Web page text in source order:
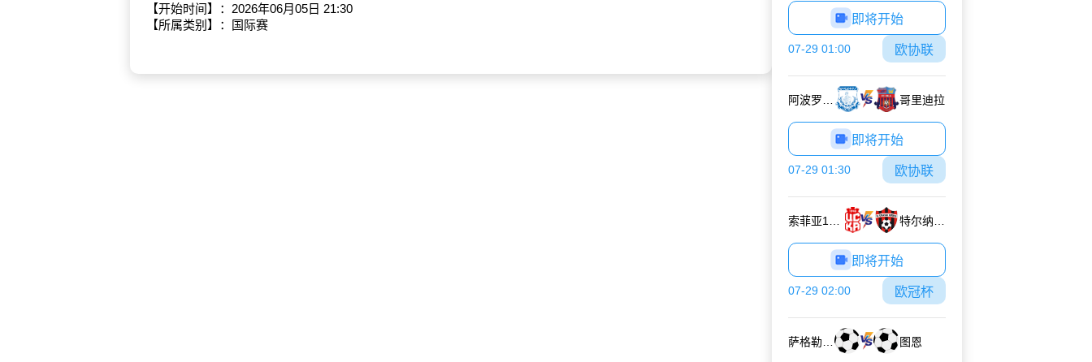
【开始时间】：2026年06月05日 21:30
【所属类别】：国际赛
即将开始
07-29 01:00 欧协联
哥里迪拉
即将开始
07-29 01:30 欧协联
即将开始
07-29 02:00 欧冠杯
图恩